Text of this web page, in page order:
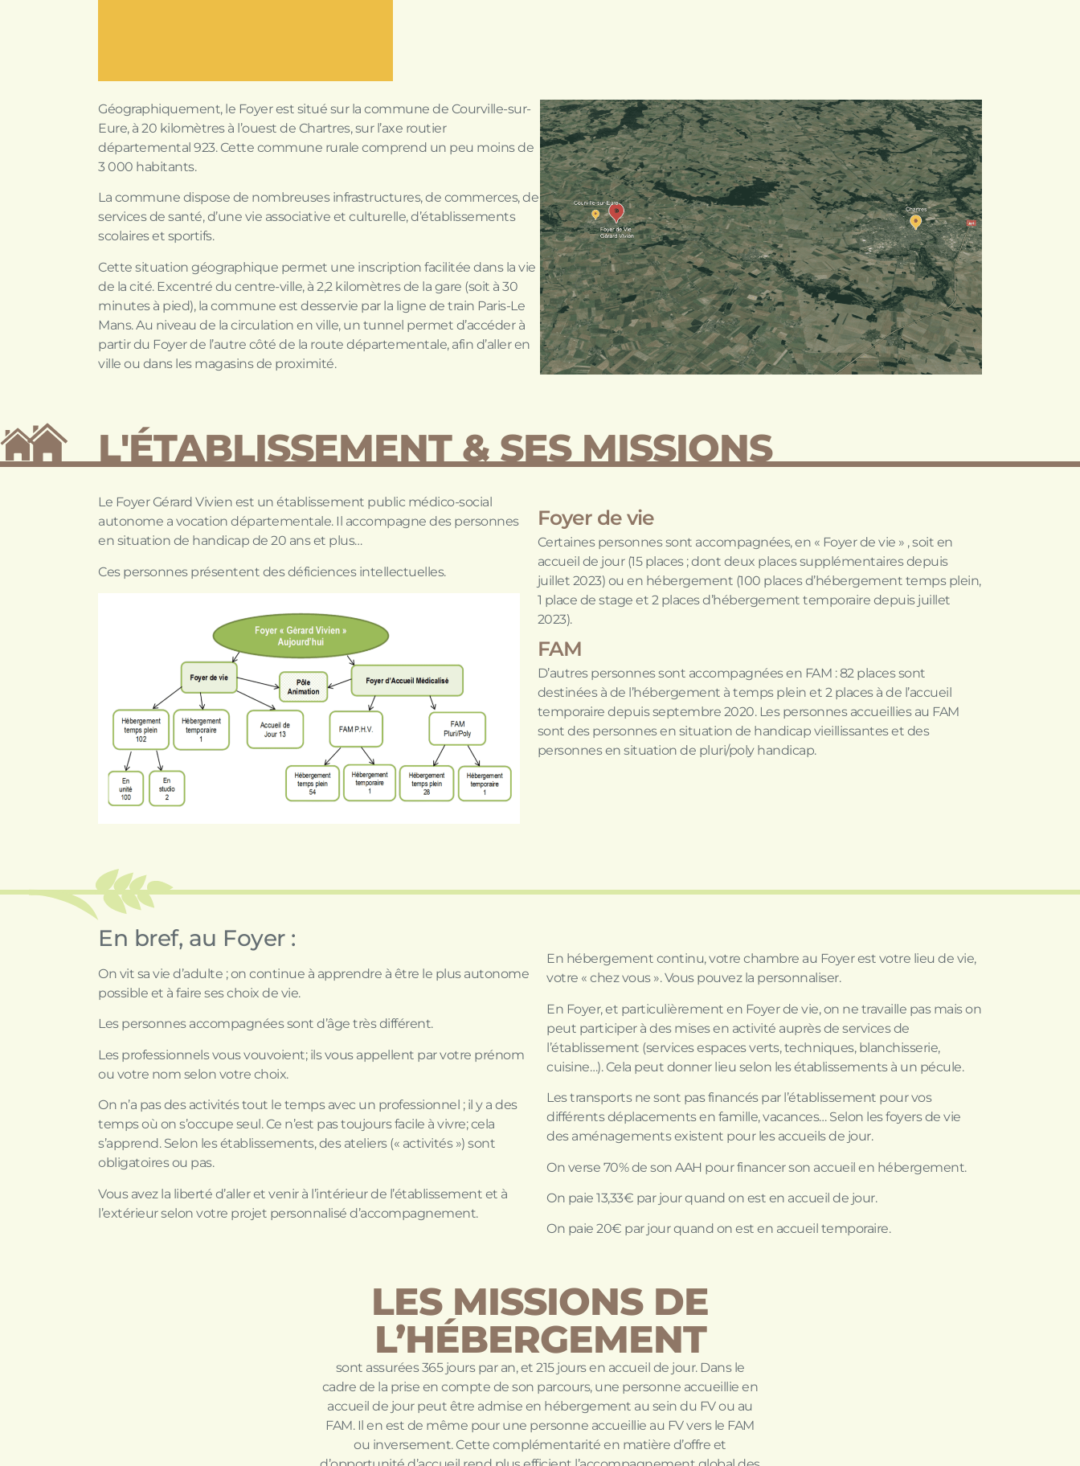
Géographiquement, le Foyer est situé sur la commune de Courville-sur-
Eure, à 20 kilomètres à l’ouest de Chartres, sur l’axe routier
départemental 923. Cette commune rurale comprend un peu moins de
3 000 habitants.
La commune dispose de nombreuses infrastructures, de commerces, de
services de santé, d’une vie associative et culturelle, d’établissements
scolaires et sportifs.
Cette situation géographique permet une inscription facilitée dans la vie
de la cité. Excentré du centre-ville, à 2,2 kilomètres de la gare (soit à 30
minutes à pied), la commune est desservie par la ligne de train Paris-Le
Mans. Au niveau de la circulation en ville, un tunnel permet d’accéder à
partir du Foyer de l’autre côté de la route départementale, afin d’aller en
ville ou dans les magasins de proximité.
L'ÉTABLISSEMENT & SES MISSIONS
Le Foyer Gérard Vivien est un établissement public médico-social
autonome a vocation départementale. Il accompagne des personnes
en situation de handicap de 20 ans et plus…
Ces personnes présentent des déficiences intellectuelles.
Foyer de vie
Certaines personnes sont accompagnées, en « Foyer de vie » , soit en
accueil de jour (15 places ; dont deux places supplémentaires depuis
juillet 2023) ou en hébergement (100 places d’hébergement temps plein,
1 place de stage et 2 places d’hébergement temporaire depuis juillet
2023).
FAM
D’autres personnes sont accompagnées en FAM : 82 places sont
destinées à de l’hébergement à temps plein et 2 places à de l’accueil
temporaire depuis septembre 2020. Les personnes accueillies au FAM
sont des personnes en situation de handicap vieillissantes et des
personnes en situation de pluri/poly handicap.
En bref, au Foyer :
On vit sa vie d’adulte ; on continue à apprendre à être le plus autonome
possible et à faire ses choix de vie.
Les personnes accompagnées sont d’âge très différent.
Les professionnels vous vouvoient; ils vous appellent par votre prénom
ou votre nom selon votre choix.
On n’a pas des activités tout le temps avec un professionnel ; il y a des
temps où on s’occupe seul. Ce n’est pas toujours facile à vivre; cela
s’apprend. Selon les établissements, des ateliers (« activités ») sont
obligatoires ou pas.
Vous avez la liberté d’aller et venir à l’intérieur de l’établissement et à
l’extérieur selon votre projet personnalisé d’accompagnement.
En hébergement continu, votre chambre au Foyer est votre lieu de vie,
votre « chez vous ». Vous pouvez la personnaliser.
En Foyer, et particulièrement en Foyer de vie, on ne travaille pas mais on
peut participer à des mises en activité auprès de services de
l’établissement (services espaces verts, techniques, blanchisserie,
cuisine…). Cela peut donner lieu selon les établissements à un pécule.
Les transports ne sont pas financés par l’établissement pour vos
différents déplacements en famille, vacances… Selon les foyers de vie
des aménagements existent pour les accueils de jour.
On verse 70% de son AAH pour financer son accueil en hébergement.
On paie 13,33€ par jour quand on est en accueil de jour.
On paie 20€ par jour quand on est en accueil temporaire.
LES MISSIONS DE
L’HÉBERGEMENT
sont assurées 365 jours par an, et 215 jours en accueil de jour. Dans le
cadre de la prise en compte de son parcours, une personne accueillie en
accueil de jour peut être admise en hébergement au sein du FV ou au
FAM. Il en est de même pour une personne accueillie au FV vers le FAM
ou inversement. Cette complémentarité en matière d’offre et